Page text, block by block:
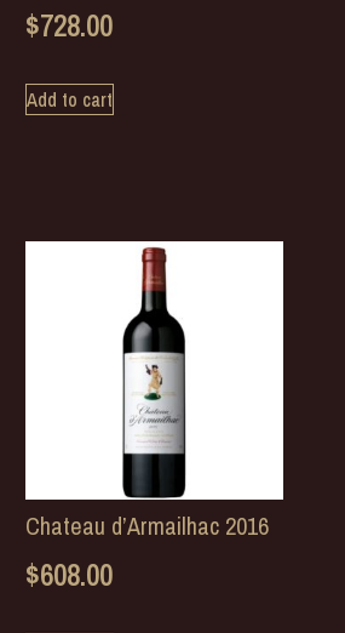
$728.00
Add to cart
Chateau d’Armailhac 2016
$608.00